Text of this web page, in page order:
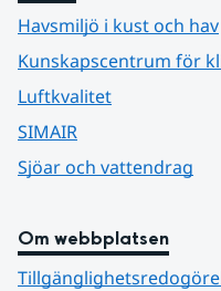
Havsmiljö i kust och hav
Kunskapscentrum för
Luftkvalitet
SIMAIR
Sjöar och vattendrag
Om webbplatsen